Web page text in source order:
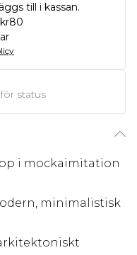
till i kassan.
status
i mockaimitation
minimalistisk